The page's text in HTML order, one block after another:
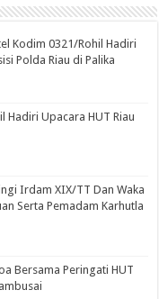
Kodim 0321/Rohil Hadiri
Polda Riau di Palika
Hadiri Upacara HUT Riau
Irdam XIX/TT Dan Waka
Serta Pemadam Karhutla
Bersama Peringati HUT